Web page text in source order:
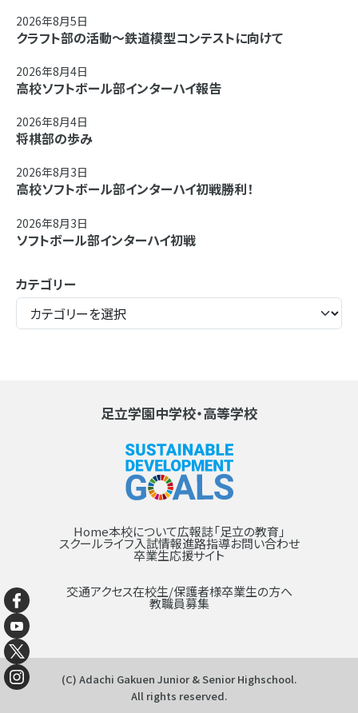
2026年8月5日
クラフト部の活動～鉄道模型コンテストに向けて
2026年8月4日
高校ソフトボール部インターハイ報告
2026年8月4日
将棋部の歩み
2026年8月3日
高校ソフトボール部インターハイ初戦勝利！
2026年8月3日
ソフトボール部インターハイ初戦
カテゴリー
足立学園中学校・高等学校
Home本校について広報誌「足立の教育」
スクールライフ入試情報進路指導お問い合わせ
卒業生応援サイト
交通アクセス在校生/保護者様卒業生の方へ
教職員募集
(C) Adachi Gakuen Junior & Senior Highschool.
All rights reserved.